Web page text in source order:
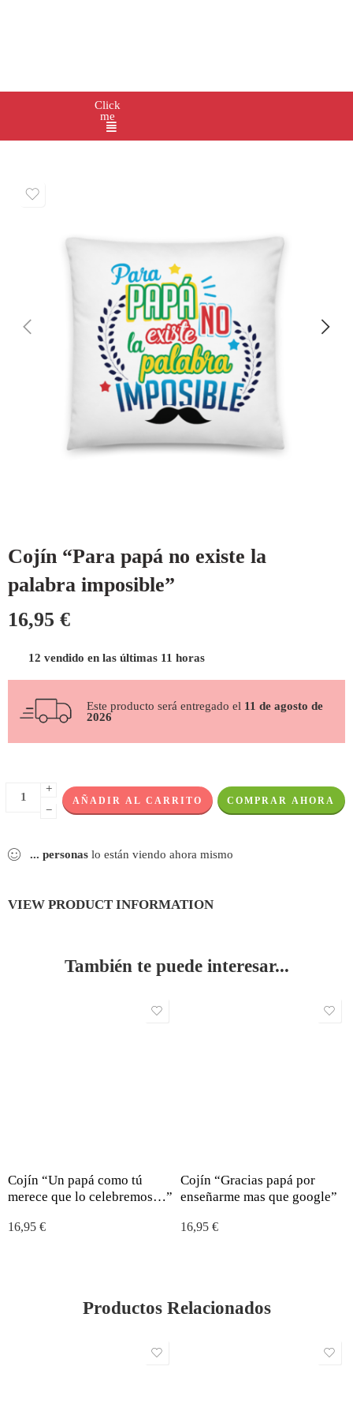
Click
me
Cojín “Para papá no existe la
palabra imposible”
16,95 €
12 vendido en las últimas 11 horas
Este producto será entregado el 11 de agosto de
2026
+
−
AÑADIR AL CARRITO COMPRAR AHORA
... personas lo están viendo ahora mismo
VIEW PRODUCT INFORMATION
También te puede interesar...
Cojín “Un papá como tú
merece que lo celebremos…”
16,95 €
Cojín “Gracias papá por
enseñarme mas que google”
16,95 €
Productos Relacionados